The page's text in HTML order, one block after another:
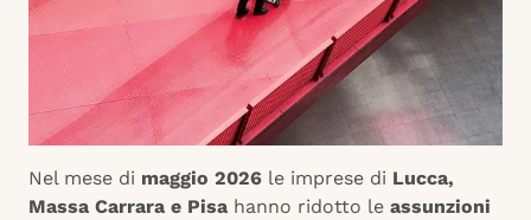
Nel mese di maggio 2026 le imprese di Lucca,
Massa Carrara e Pisa hanno ridotto le assunzioni